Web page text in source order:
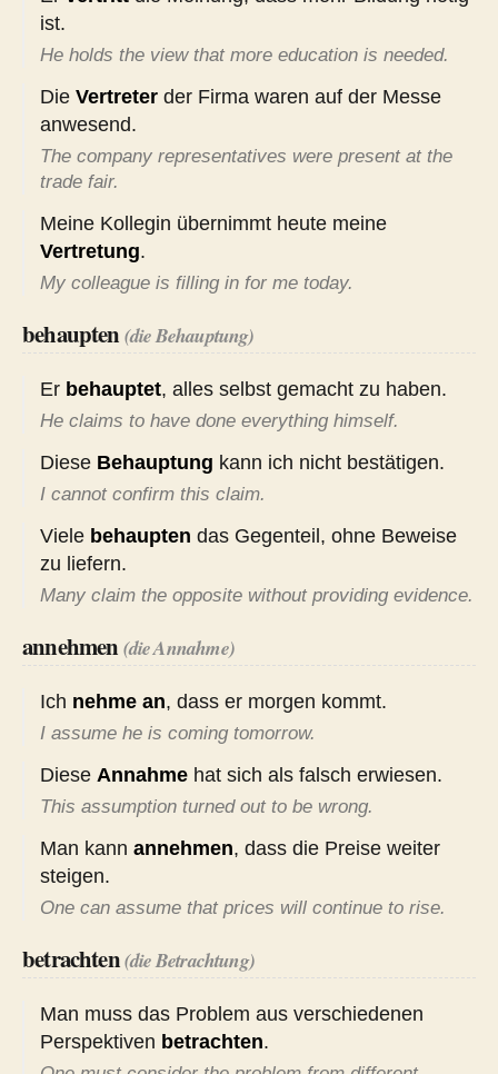
ist.
He holds the view that more education is needed.
Die Vertreter der Firma waren auf der Messe
anwesend.
The company representatives were present at the
trade fair.
Meine Kollegin übernimmt heute meine
Vertretung.
My colleague is filling in for me today.
behaupten (die Behauptung)
Er behauptet, alles selbst gemacht zu haben.
He claims to have done everything himself.
Diese Behauptung kann ich nicht bestätigen.
I cannot confirm this claim.
Viele behaupten das Gegenteil, ohne Beweise
zu liefern.
Many claim the opposite without providing evidence.
annehmen (die Annahme)
Ich nehme an, dass er morgen kommt.
I assume he is coming tomorrow.
Diese Annahme hat sich als falsch erwiesen.
This assumption turned out to be wrong.
Man kann annehmen, dass die Preise weiter
steigen.
One can assume that prices will continue to rise.
betrachten(die Betrachtung)
Man muss das Problem aus verschiedenen
Perspektiven betrachten.